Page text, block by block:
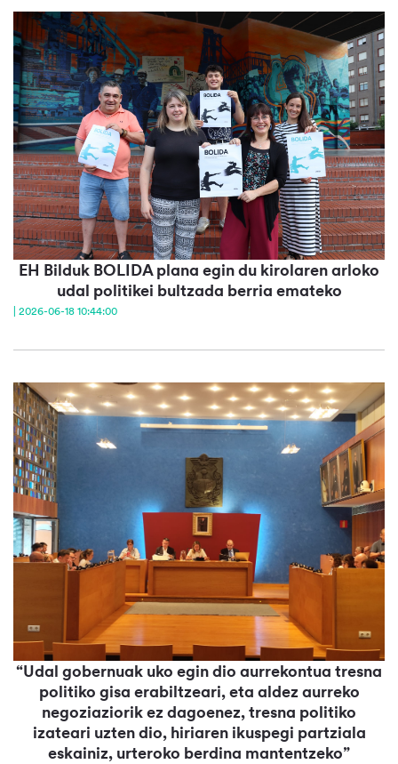
EH Bilduk BOLIDA plana egin du kirolaren arloko
udal politikei bultzada berria emateko
| 2026-06-18 10:44:00
“Udal gobernuak uko egin dio aurrekontua tresna
politiko gisa erabiltzeari, eta aldez aurreko
negoziaziorik ez dagoenez, tresna politiko
izateari uzten dio, hiriaren ikuspegi partziala
eskainiz, urteroko berdina mantentzeko”